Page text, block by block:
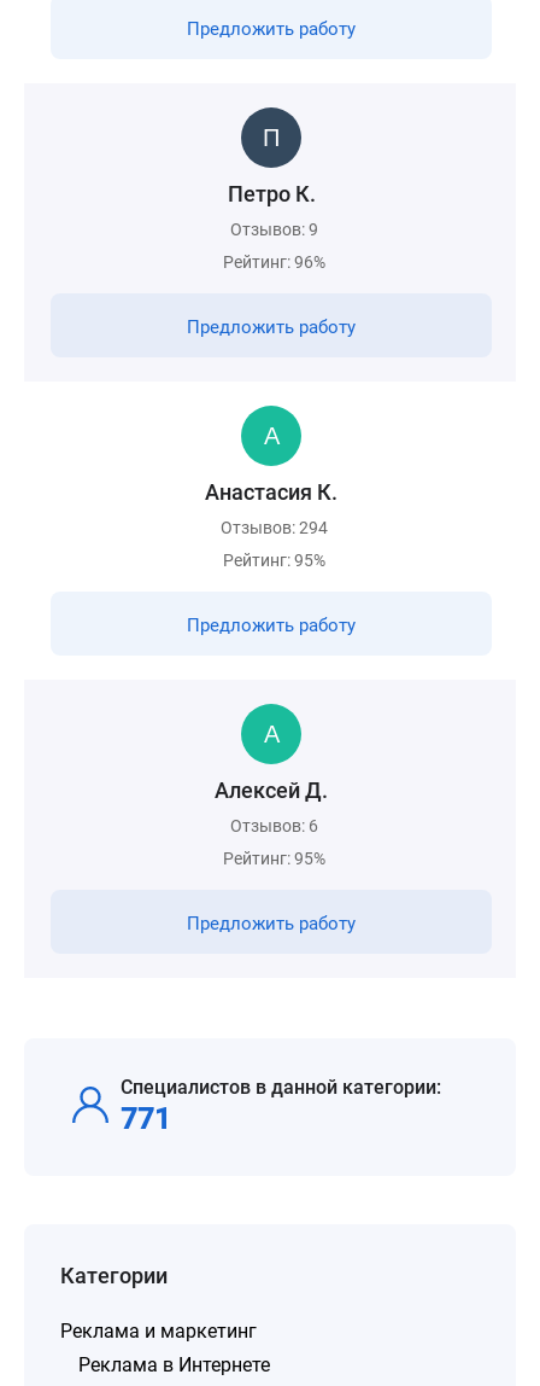
Предложить работу
Петро К.
Отзывов: 9
Рейтинг: 96%
Предложить работу
Анастасия К.
Отзывов: 294
Рейтинг: 95%
Предложить работу
Алексей Д.
Отзывов: 6
Рейтинг: 95%
Предложить работу
Специалистов в данной категории:
771
Категории
Реклама и маркетинг
Реклама в Интернете